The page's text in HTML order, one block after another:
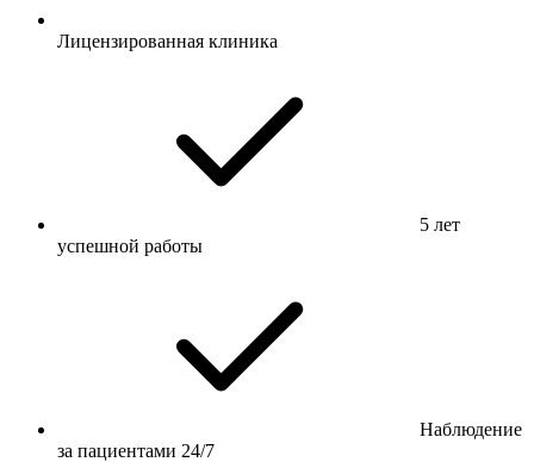
Лицензированная клиника
5 лет
успешной работы
Наблюдение
за пациентами 24/7